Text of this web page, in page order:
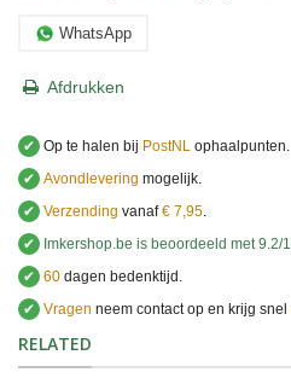
WhatsApp
Afdrukken
✔ Op te halen bij PostNL ophaalpunten.
✔ Avondlevering mogelijk.
✔ Verzending vanaf€ 7,95.
✔
Imkershop.be is beoordeeld met9.2/
✔ 60 dagen bedenktijd.
✔ Vragen neem contact op en krijg snel
RELATED